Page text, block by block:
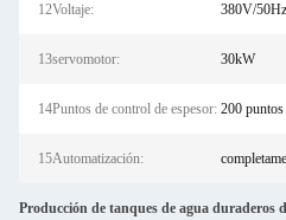
12Voltaje: 380V/50Hz
13servomotor: 30kW
14Puntos de control de espesor: 200 puntos
15Automatización:
Producción de tanques de agua duraderos